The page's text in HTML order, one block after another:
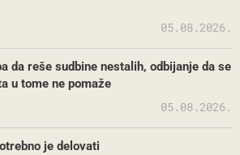
05.08.2026.
da reše sudbine nestalih, odbijanje da se
u tome ne pomaže
05.08.2026.
je delovati